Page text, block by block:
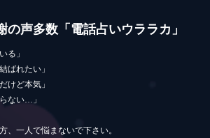
の声多数「電話占いウララカ」
る」
ばれたい」
けど本気」
ない…」
、一人で悩まないで下さい。